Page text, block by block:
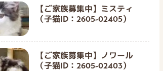
【ご家族募集中】ミスティ
（子猫ID：2605-02405）
【ご家族募集中】ノワール
（子猫ID：2605-02403）